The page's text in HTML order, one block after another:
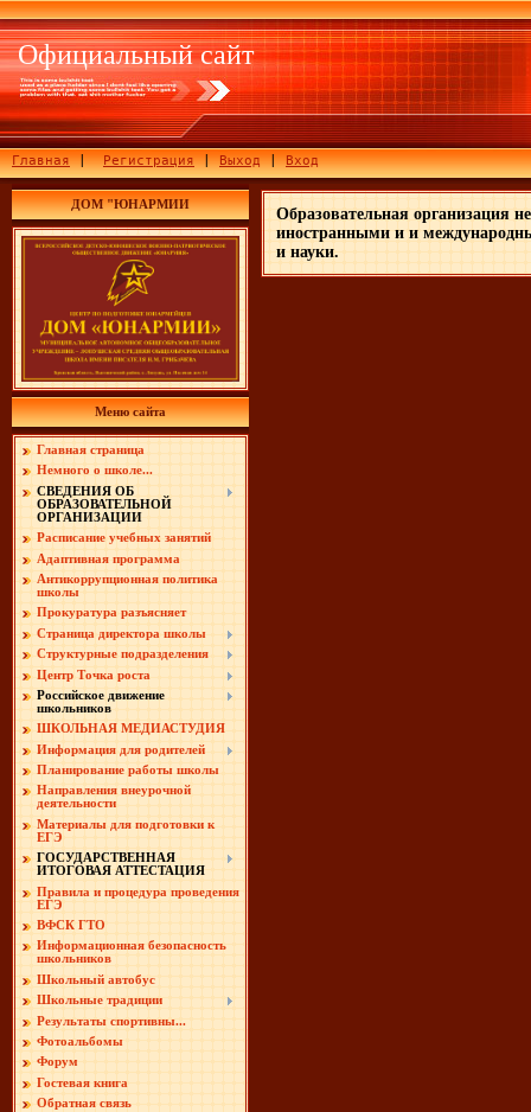
Официальный сайт
Главная |Регистрация|Выход|Вход
ДОМ "ЮНАРМИИ
Меню сайта
Главная страница
Немного о школе...
СВЕДЕНИЯ ОБ
ОБРАЗОВАТЕЛЬНОЙ
ОРГАНИЗАЦИИ
Расписание учебных занятий
Адаптивная программа
Антикоррупционная политика
школы
Прокуратура разъясняет
Страница директора школы
Структурные подразделения
Центр Точка роста
Российское движение
школьников
ШКОЛЬНАЯ МЕДИАСТУДИЯ
Информация для родителей
Планирование работы школы
Направления внеурочной
деятельности
Материалы для подготовки к
ЕГЭ
ГОСУДАРСТВЕННАЯ
ИТОГОВАЯ АТТЕСТАЦИЯ
Правила и процедура проведения
ЕГЭ
ВФСК ГТО
Информационная безопасность
школьников
Школьный автобус
Школьные традиции
Результаты спортивны...
Фотоальбомы
Форум
Гостевая книга
Обратная связь
Образовательная организация
иностранными и и
и науки.